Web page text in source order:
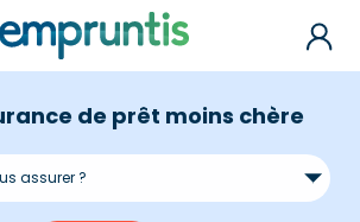
de prêt moins chère